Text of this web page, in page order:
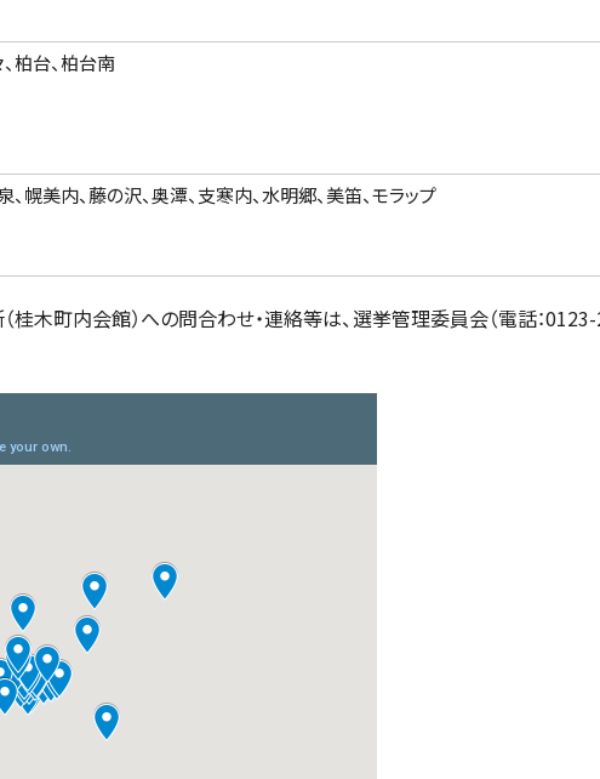
柏台、柏台南
幌美内、藤の沢、奥潭、支寒内、水明郷、美笛、モラップ
桂木町内会館）への問合わせ・連絡等は、選挙管理委員会（電話：